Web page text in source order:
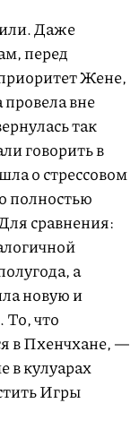
Даже
перед
Жене,
вне
так
говорить в
о стрессовом
полностью
сравнения:
а
новую и
То, что
в Пхенчхане, —
в кулуарах
Игры